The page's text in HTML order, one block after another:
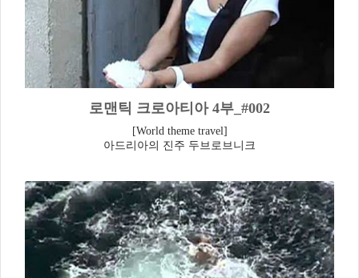
로맨틱 크로아티아 4부_#002
[World theme travel]
아드리아의 진주 두브로브니크